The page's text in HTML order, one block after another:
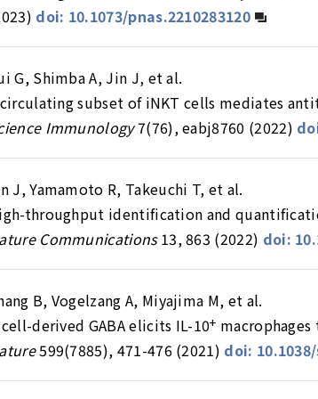
doi: 10.1073/pnas.2210283120
G, Shimba A, Jin J, et al.
subset of iNKT cells mediates
Immunology7(76), eabj8760 (2022)
J, Yamamoto R, Takeuchi T, et al.
throughput identification and
Communications13, 863 (2022) doi:
B, Vogelzang A, Miyajima M, et al.
derived GABA elicits IL-10+
599(7885), 471-476 (2021) doi: